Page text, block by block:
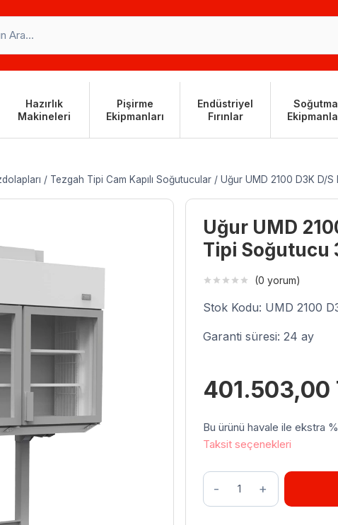
Hazırlık
Makineleri
Pişirme
Ekipmanları
Endüstriyel
Fırınlar
Soğutma
/ Tezgah Tipi Cam Kapılı Soğutucular / Uğur UMD 2100 D3K D/
Uğur UMD
Tipi Soğutucu
(0 yorum)
Stok Kodu: UMD 2100
Garanti süresi: 24 ay
401.503,00
Bu ürünü havale ile ekstra
Taksit seçenekleri
Uğur
UMD